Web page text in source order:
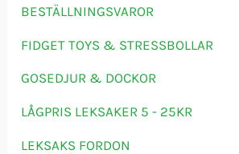
BESTÄLLNINGSVAROR
FIDGET TOYS & STRESSBOLLAR
GOSEDJUR & DOCKOR
LÅGPRIS LEKSAKER 5 - 25KR
LEKSAKS FORDON